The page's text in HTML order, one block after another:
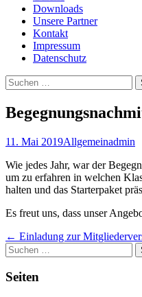
Downloads
Unsere Partner
Kontakt
Impressum
Datenschutz
Suchen
nach:
11. Mai 2019Allgemeinadmin
Wie jedes Jahr, war der
um zu erfahren in welchen
halten und das Starterpaket
Es freut uns, dass unser
Beitragsnavigation
← Einladung zur
Suchen
nach:
Seiten